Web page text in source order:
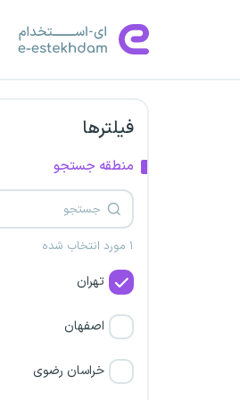
فیلترها
منطقه جستجو
۱ مورد انتخاب شده
تهران
اصفهان
خراسان رضوی